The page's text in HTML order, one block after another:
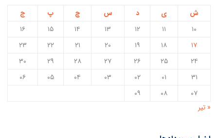
ش
ی د س چ پ
ج
۱۰
۱۱ ۱۲ ۱۳ ۱۴ ۱۵
۱۶
۱۷
۱۸ ۱۹ ۲۰ ۲۱ ۲۲
۲۳
۲۴
۲۵ ۲۶ ۲۷ ۲۸ ۲۹
۳۰
۳۱
۰۱ ۰۲ ۰۳ ۰۴ ۰۵
۰۶
۰۷
۰۸
۰۹
« تیر